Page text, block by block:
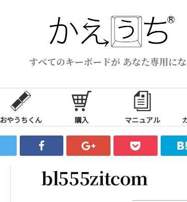
すべてのキーボードが あなた専用に
おやうちくん 購入 マニュアル
bl555zitcom